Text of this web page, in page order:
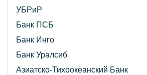
УБРиР
Банк ПСБ
Банк Инго
Банк Уралсиб
Азиатско-Тихоокеанский Банк